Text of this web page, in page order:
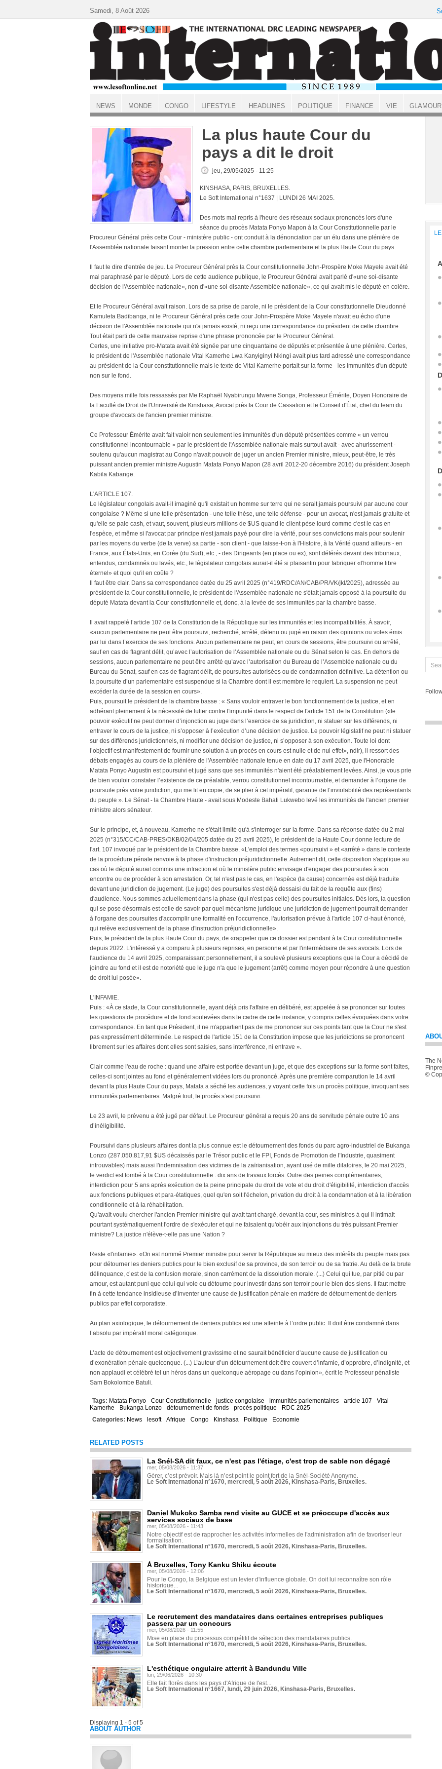
ACCUEIL
La plus haute Cour du
pays a dit le droit
jeu, 29/05/2025 - 11:25
KINSHASA, PARIS, BRUXELLES.
Le Soft International n°1637 | LUNDI 26 MAI 2025.
Des mots mal repris à l'heure des réseaux sociaux prononcés lors d'une
séance du procès Matata Ponyo Mapon à la Cour Constitutionnelle par le
Procureur Général près cette Cour - ministère public - ont conduit à la dénonciation par un élu dans une plénière de
l'Assemblée nationale faisant monter la pression entre cette chambre parlementaire et la plus Haute Cour du pays.
Il faut le dire d'entrée de jeu. Le Procureur Général près la Cour constitutionnelle John-Prospère Moke Mayele avait été
mal paraphrasé par le député. Lors de cette audience publique, le Procureur Général avait parlé d'«une soi-disante
décision de l'Assemblée nationale», non d'«une soi-disante Assemblée nationale», ce qui avait mis le député en colère.
Et le Procureur Général avait raison. Lors de sa prise de parole, ni le président de la Cour constitutionnelle Dieudonné
Kamuleta Badibanga, ni le Procureur Général près cette cour John-Prospère Moke Mayele n'avait eu écho d'une
décision de l'Assemblée nationale qui n'a jamais existé, ni reçu une correspondance du président de cette chambre.
Tout était parti de cette mauvaise reprise d'une phrase prononcée par le Procureur Général.
Certes, une initiative pro-Matata avait été signée par une cinquantaine de députés et présentée à une plénière. Certes,
le président de l'Assemblée nationale Vital Kamerhe Lwa Kanyiginyi Nkingi avait plus tard adressé une correspondance
au président de la Cour constitutionnelle mais le texte de Vital Kamerhe portait sur la forme - les immunités d'un député -
non sur le fond.
Des moyens mille fois ressassés par Me Raphaël Nyabirungu Mwene Songa, Professeur Émérite, Doyen Honoraire de
la Faculté de Droit de l'Université de Kinshasa, Avocat près la Cour de Cassation et le Conseil d'État, chef du team du
groupe d'avocats de l'ancien premier ministre.
Ce Professeur Émérite avait fait valoir non seulement les immunités d'un député présentées comme « un verrou
constitutionnel incontournable » par le président de l'Assemblée nationale mais surtout avait - avec ahurissement -
soutenu qu'aucun magistrat au Congo n'avait pouvoir de juger un ancien Premier ministre, mieux, peut-être, le très
puissant ancien premier ministre Augustin Matata Ponyo Mapon (28 avril 2012-20 décembre 2016) du président Joseph
Kabila Kabange.
L'ARTICLE 107.
Le législateur congolais avait-il imaginé qu'il existait un homme sur terre qui ne serait jamais poursuivi par aucune cour
congolaise ? Même si une telle présentation - une telle thèse, une telle défense - pour un avocat, n'est jamais gratuite et
qu'elle se paie cash, et vaut, souvent, plusieurs millions de $US quand le client pèse lourd comme c'est le cas en
l'espèce, et même si l'avocat par principe n'est jamais payé pour dire la vérité, pour ses convictions mais pour soutenir
par les moyens du verbe (de la verve) sa partie - son client - que laisse-t-on à l'Histoire, à la Vérité quand ailleurs - en
France, aux États-Unis, en Corée (du Sud), etc., - des Dirigeants (en place ou ex), sont déférés devant des tribunaux,
entendus, condamnés ou lavés, etc., le législateur congolais aurait-il été si plaisantin pour fabriquer «l'homme libre
éternel» et quoi qu'il en coûte ?
Il faut être clair. Dans sa correspondance datée du 25 avril 2025 (n°419/RDC/AN/CAB/PR/VK/jkl/2025), adressée au
président de la Cour constitutionnelle, le président de l'Assemblée nationale ne s'était jamais opposé à la poursuite du
député Matata devant la Cour constitutionnelle et, donc, à la levée de ses immunités par la chambre basse.
Il avait rappelé l’article 107 de la Constitution de la République sur les immunités et les incompatibilités. À savoir,
«aucun parlementaire ne peut être poursuivi, recherché, arrêté, détenu ou jugé en raison des opinions ou votes émis
par lui dans l’exercice de ses fonctions. Aucun parlementaire ne peut, en cours de sessions, être poursuivi ou arrêté,
sauf en cas de flagrant délit, qu’avec l’autorisation de l’Assemblée nationale ou du Sénat selon le cas. En dehors de
sessions, aucun parlementaire ne peut être arrêté qu’avec l’autorisation du Bureau de l’Assemblée nationale ou du
Bureau du Sénat, sauf en cas de flagrant délit, de poursuites autorisées ou de condamnation définitive. La détention ou
la poursuite d’un parlementaire est suspendue si la Chambre dont il est membre le requiert. La suspension ne peut
excéder la durée de la session en cours».
Puis, poursuit le président de la chambre basse : « Sans vouloir entraver le bon fonctionnement de la justice, et en
adhérant pleinement à la nécessité de lutter contre l'impunité dans le respect de l'article 151 de la Constitution («le
pouvoir exécutif ne peut donner d’injonction au juge dans l’exercice de sa juridiction, ni statuer sur les différends, ni
entraver le cours de la justice, ni s’opposer à l’exécution d’une décision de justice. Le pouvoir législatif ne peut ni statuer
sur des différends juridictionnels, ni modifier une décision de justice, ni s’opposer à son exécution. Toute loi dont
l’objectif est manifestement de fournir une solution à un procès en cours est nulle et de nul effet», ndlr), il ressort des
débats engagés au cours de la plénière de l'Assemblée nationale tenue en date du 17 avril 2025, que l'Honorable
Matata Ponyo Augustin est poursuivi et jugé sans que ses immunités n'aient été préalablement levées. Ainsi, je vous prie
de bien vouloir constater l’existence de ce préalable, verrou constitutionnel incontournable, et demander à l’organe de
poursuite près votre juridiction, qui me lit en copie, de se plier à cet impératif, garantie de l’inviolabilité des représentants
du peuple ». Le Sénat - la Chambre Haute - avait sous Modeste Bahati Lukwebo levé les immunités de l'ancien premier
ministre alors sénateur.
Sur le principe, et, à nouveau, Kamerhe ne s'était limité qu'à s'interroger sur la forme. Dans sa réponse datée du 2 mai
2025 (n°315/CC/CAB-PRES/DKB/02/04/205 datée du 25 avril 2025), le président de la Haute Cour donne lecture de
l'art. 107 invoqué par le président de la Chambre basse. «L'emploi des termes «poursuivi » et «arrêté » dans le contexte
de la procédure pénale renvoie à la phase d'instruction préjuridictionnelle. Autrement dit, cette disposition s'applique au
cas où le député aurait commis une infraction et où le ministère public envisage d'engager des poursuites à son
encontre ou de procéder à son arrestation. Or, tel n'est pas le cas, en l'espèce (la cause) concernée est déjà traduite
devant une juridiction de jugement. (Le juge) des poursuites s'est déjà dessaisi du fait de la requête aux (fins)
d'audience. Nous sommes actuellement dans la phase (qui n'est pas celle) des poursuites initiales. Dès lors, la question
qui se pose désormais est celle de savoir par quel mécanisme juridique une juridiction de jugement pourrait demander
à l'organe des poursuites d'accomplir une formalité en l'occurrence, l'autorisation prévue à l'article 107 ci-haut énoncé,
qui relève exclusivement de la phase d'instruction préjuridictionnelle».
Puis, le président de la plus Haute Cour du pays, de «rappeler que ce dossier est pendant à la Cour constitutionnelle
depuis 2022. L'intéressé y a comparu à plusieurs reprises, en personne et par l'intermédiaire de ses avocats. Lors de
l'audience du 14 avril 2025, comparaissant personnellement, il a soulevé plusieurs exceptions que la Cour a décidé de
joindre au fond et il est de notoriété que le juge n'a que le jugement (arrêt) comme moyen pour répondre à une question
de droit lui posée».
L'INFAMIE.
Puis : «À ce stade, la Cour constitutionnelle, ayant déjà pris l'affaire en délibéré, est appelée à se prononcer sur toutes
les questions de procédure et de fond soulevées dans le cadre de cette instance, y compris celles évoquées dans votre
correspondance. En tant que Président, il ne m'appartient pas de me prononcer sur ces points tant que la Cour ne s'est
pas expressément déterminée. Le respect de l'article 151 de la Constitution impose que les juridictions se prononcent
librement sur les affaires dont elles sont saisies, sans interférence, ni entrave ».
Clair comme l'eau de roche : quand une affaire est portée devant un juge, et que des exceptions sur la forme sont faites,
celles-ci sont jointes au fond et généralement vidées lors du prononcé. Après une première comparution le 14 avril
devant la plus Haute Cour du pays, Matata a séché les audiences, y voyant cette fois un procès politique, invoquant ses
immunités parlementaires. Malgré tout, le procès s’est poursuivi.
Le 23 avril, le prévenu a été jugé par défaut. Le Procureur général a requis 20 ans de servitude pénale outre 10 ans
d’inéligibilité.
Poursuivi dans plusieurs affaires dont la plus connue est le détournement des fonds du parc agro-industriel de Bukanga
Lonzo (287.050.817,91 $US décaissés par le Trésor public et le FPI, Fonds de Promotion de l'Industrie, quasiment
introuvables) mais aussi l'indemnisation des victimes de la zaïrianisation, ayant usé de mille dilatoires, le 20 mai 2025,
le verdict est tombé à la Cour constitutionnelle : dix ans de travaux forcés. Outre des peines complémentaires,
interdiction pour 5 ans après exécution de la peine principale du droit de vote et du droit d'éligibilité, interdiction d'accès
aux fonctions publiques et para-étatiques, quel qu'en soit l'échelon, privation du droit à la condamnation et à la libération
conditionnelle et à la réhabilitation.
Qu'avait voulu chercher l'ancien Premier ministre qui avait tant chargé, devant la cour, ses ministres à qui il intimait
pourtant systématiquement l'ordre de s'exécuter et qui ne faisaient qu'obéir aux injonctions du très puissant Premier
ministre? La justice n'élève-t-elle pas une Nation ?
Reste «l'infamie». «On est nommé Premier ministre pour servir la République au mieux des intérêts du peuple mais pas
pour détourner les deniers publics pour le bien exclusif de sa province, de son terroir ou de sa fratrie. Au delà de la brute
délinquance, c’est de la confusion morale, sinon carrément de la dissolution morale. (...) Celui qui tue, par pitié ou par
amour, est autant puni que celui qui vole ou détourne pour investir dans son terroir pour le bien des siens. Il faut mettre
fin à cette tendance insidieuse d’inventer une cause de justification pénale en matière de détournement de deniers
publics par effet corporatiste.
Au plan axiologique, le détournement de deniers publics est une atteinte à l’ordre public. Il doit être condamné dans
l’absolu par impératif moral catégorique.
L’acte de détournement est objectivement gravissime et ne saurait bénéficier d’aucune cause de justification ou
d’exonération pénale quelconque. (...) L’auteur d’un détournement doit être couvert d’infamie, d’opprobre, d’indignité, et
non applaudi et célébré tel un héros dans un quelconque aéropage ou dans l’opinion», écrit le Professeur pénaliste
Sam Bokolombe Batuli.
Tags: Matata Ponyo Cour Constitutionnelle justice congolaise immunités parlementaires article 107
Vital
Kamerhe
Bukanga Lonzo détournement de fonds procès politique
RDC 2025
Categories: News lesoft Afrique Congo Kinshasa Politique Economie
RELATED POSTS
La Snél-SA dit faux, ce n'est pas l'étiage, c'est trop de sable non dégagé
mer, 05/08/2026 - 11:37
Gérer, c’est prévoir. Mais là n’est point le point fort de la Snél-Société Anonyme.
Le Soft International n°1670, mercredi, 5 août 2026, Kinshasa-Paris, Bruxelles.
Daniel Mukoko Samba rend visite au GUCE et se préoccupe d'accès aux
services sociaux de base
mer, 05/08/2026 - 11:43
Notre objectif est de rapprocher les activités informelles de l'administration afin de favoriser leur
formalisation.
Le Soft International n°1670, mercredi, 5 août 2026, Kinshasa-Paris, Bruxelles.
À Bruxelles, Tony Kanku Shiku écoute
mer, 05/08/2026 - 12:06
Pour le Congo, la Belgique est un levier d'influence globale. On doit lui reconnaître son rôle
historique...
Le Soft International n°1670, mercredi, 5 août 2026, Kinshasa-Paris, Bruxelles.
Le recrutement des mandataires dans certaines entreprises publiques
passera par un concours
mer, 05/08/2026 - 11:55
Mise en place du processus compétitif de sélection des mandataires publics.
Le Soft International n°1670, mercredi, 5 août 2026, Kinshasa-Paris, Bruxelles.
L'esthétique ongulaire atterrit à Bandundu Ville
lun, 29/06/2026 - 10:30
Elle fait florès dans les pays d'Afrique de l'est...
Le Soft International n°1667, lundi, 29 juin 2026, Kinshasa-Paris, Bruxelles.
Displaying 1 - 5 of 5
ABOUT AUTHOR
The
©
Samedi, 8 Août 2026
NEWS MONDE CONGO LIFESTYLE HEADLINES POLITIQUE FINANCE VIE GLAMOUR